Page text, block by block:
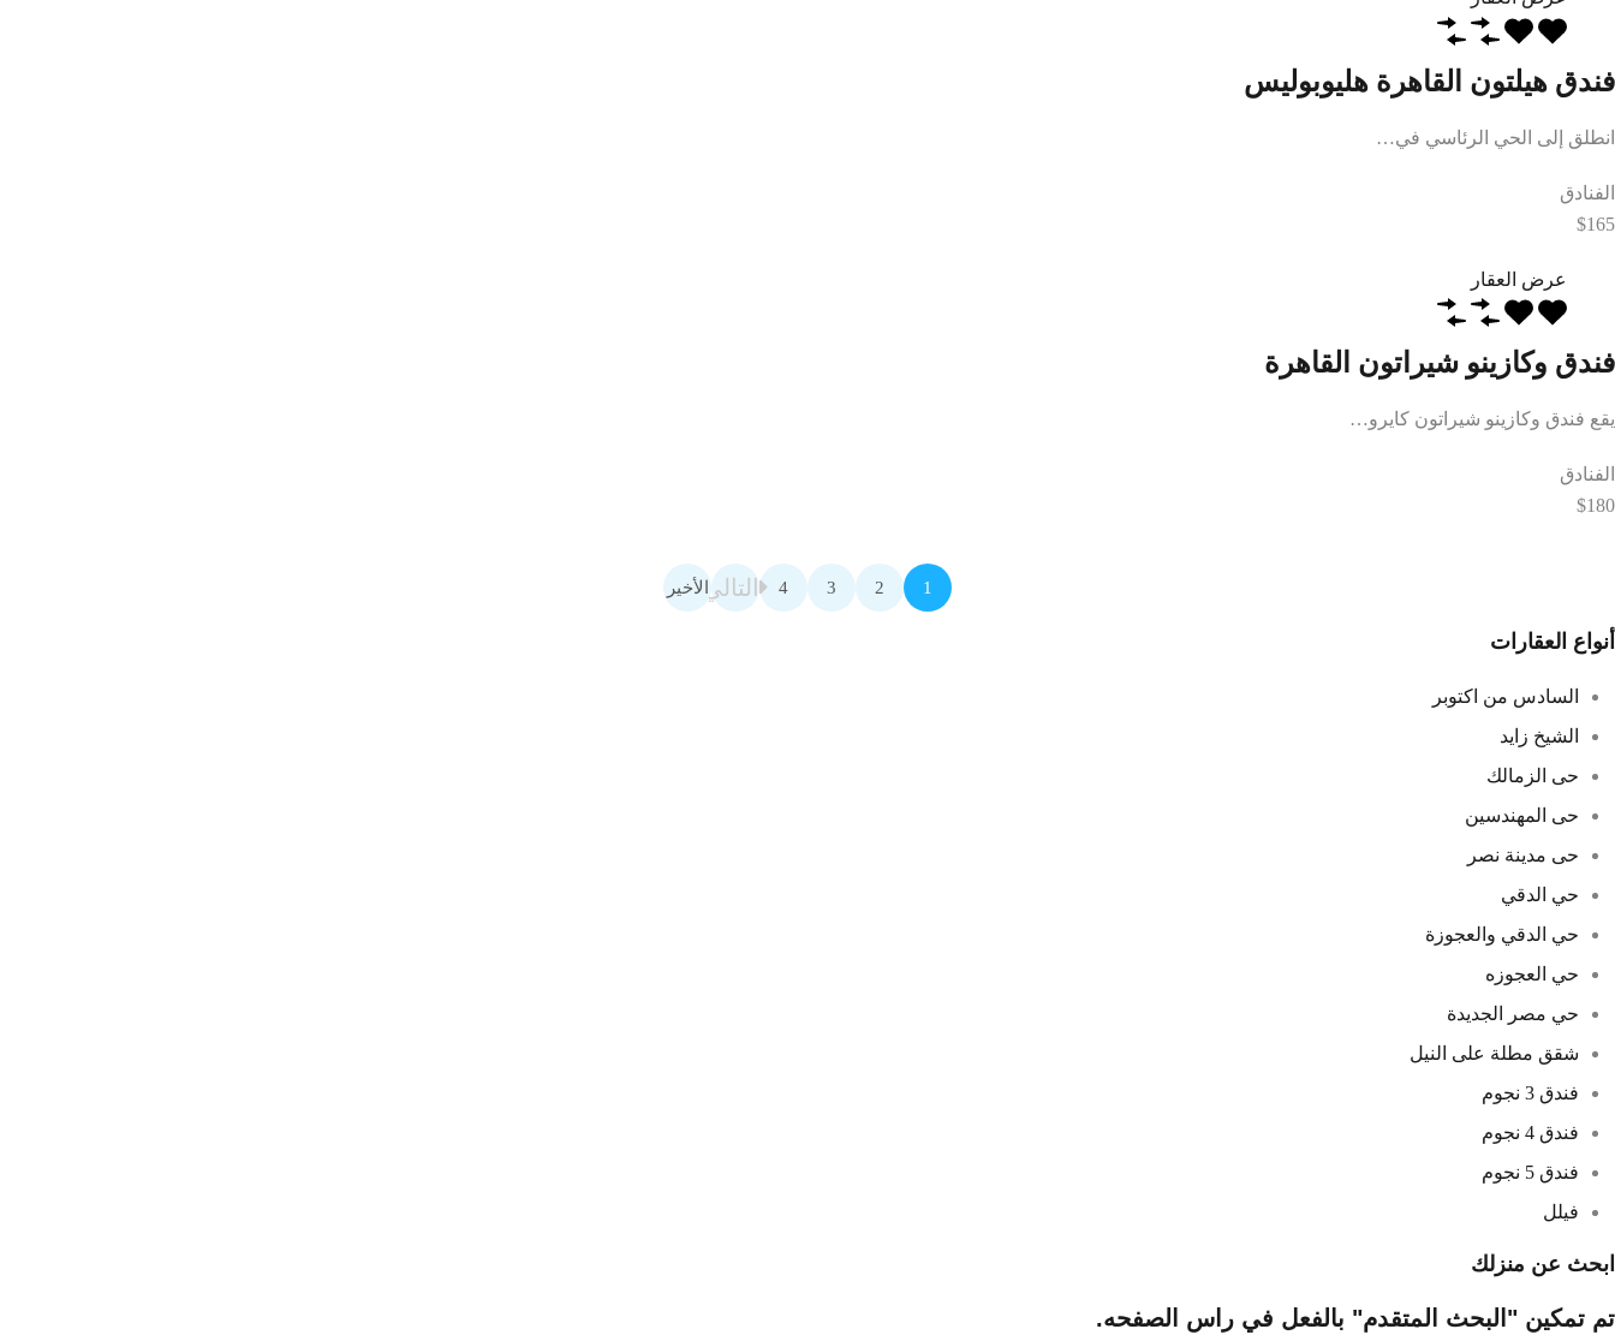
فندق هيلتون القاهرة هليوبوليس
انطلق إلى الحي الرئاسي في…
الفنادق
$165
عرض العقار
فندق وكازينو شيراتون القاهرة
يقع فندق وكازينو شيراتون كايرو…
الفنادق
$180
1
2
3
4 التاليالأخير
أنواع العقارات
السادس من اكتوبر
الشيخ زايد
حى الزمالك
حى المهندسين
حى مدينة نصر
حي الدقي
حي الدقي والعجوزة
حي العجوزه
حي مصر الجديدة
شقق مطلة على النيل
فندق 3 نجوم
فندق 4 نجوم
فندق 5 نجوم
فيلل
ابحث عن منزلك
تم تمكين "البحث المتقدم" بالفعل في راس الصفحه.